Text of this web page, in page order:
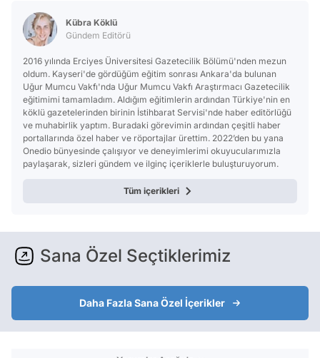
Kübra Köklü
Gündem Editörü
2016 yılında Erciyes Üniversitesi Gazetecilik Bölümü'nden mezun
oldum. Kayseri'de gördüğüm eğitim sonrası Ankara'da bulunan
Uğur Mumcu Vakfı'nda Uğur Mumcu Vakfı Araştırmacı Gazetecilik
eğitimimi tamamladım. Aldığım eğitimlerin ardından Türkiye'nin en
köklü gazetelerinden birinin İstihbarat Servisi'nde haber editörlüğü
ve muhabirlik yaptım. Buradaki görevimin ardından çeşitli haber
portallarında özel haber ve röportajlar ürettim. 2022’den bu yana
Onedio bünyesinde çalışıyor ve deneyimlerimi okuyucularımızla
paylaşarak, sizleri gündem ve ilginç içeriklerle buluşturuyorum.
Tüm içerikleri
Sana Özel Seçtiklerimiz
Daha Fazla Sana Özel İçerikler